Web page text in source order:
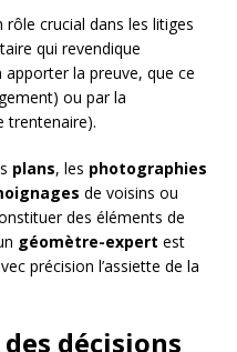
rôle crucial dans les litiges
qui revendique
apporter la preuve, que ce
ou par la
trentenaire).
plans, les photographies
de voisins ou
des éléments de
géomètre-expert est
précision l’assiette de la
décisions